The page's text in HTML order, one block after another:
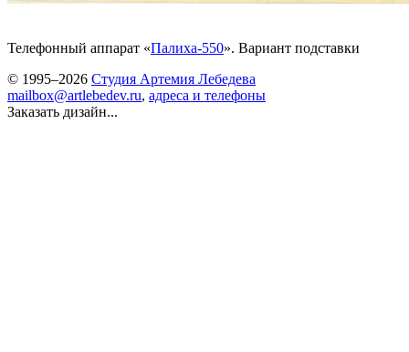
Телефонный аппарат «Палиха-550». Вариант подставки
© 1995–2026 Студия Артемия Лебедева
mailbox@artlebedev.ru, адреса и телефоны
Заказать дизайн...